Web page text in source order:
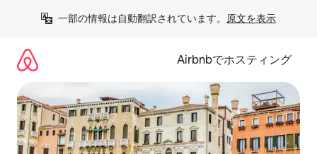
一部の情報は自動翻訳されています。 原文を表示
Airbnbでホスティング